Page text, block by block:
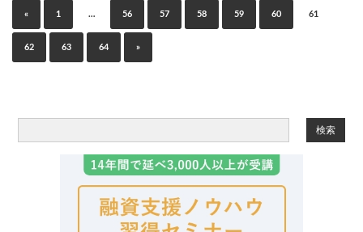
« 1 … 56 57 58 59 60 61
62 63 64 »